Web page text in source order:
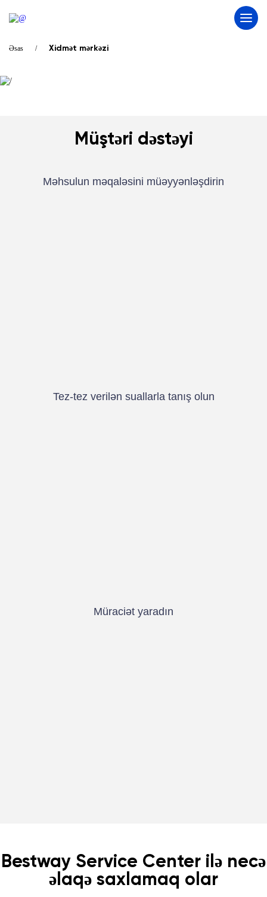
Əsas Xidmət mərkəzi
Müştəri dəstəyi
Məhsulun məqaləsini müəyyənləşdirin
Tez-tez verilən suallarla tanış olun
Müraciət yaradın
Bestway Service Center ilə necə
əlaqə saxlamaq olar